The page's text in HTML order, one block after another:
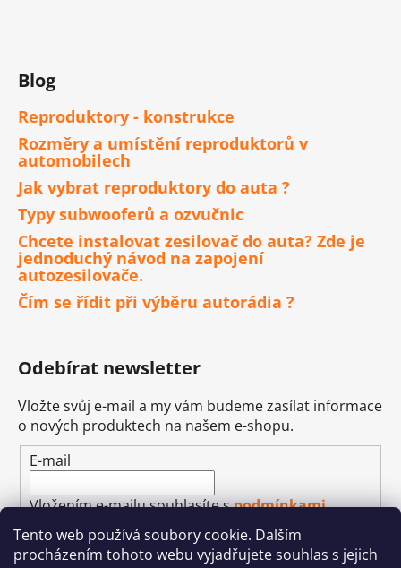
Tento web používá soubory cookie. Dalším
procházením tohoto webu vyjadřujete souhlas s jejich
Blog
Reproduktory - konstrukce
Rozměry a umístění reproduktorů v
automobilech
Jak vybrat reproduktory do auta ?
Typy subwooferů a ozvučnic
Chcete instalovat zesilovač do auta? Zde je
jednoduchý návod na zapojení
autozesilovače.
Čím se řídit při výběru autorádia ?
Odebírat newsletter
Vložte svůj e-mail a my vám budeme zasílat informace
o nových produktech na našem e-shopu.
E-mail
Vložením e-mailu souhlasíte spodmínkami
ochrany osobních údajů